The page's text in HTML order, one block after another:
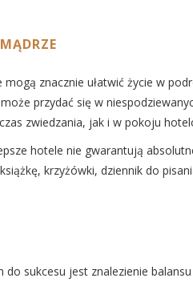
znacznie ułatwić życie w
przydać się w
zwiedzania, jak i w pokoju
hotele nie gwarantują
krzyżówki, dziennik do
sukcesu jest znalezienie